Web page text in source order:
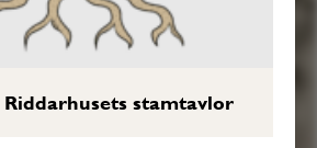
Riddarhusets stamtavlor